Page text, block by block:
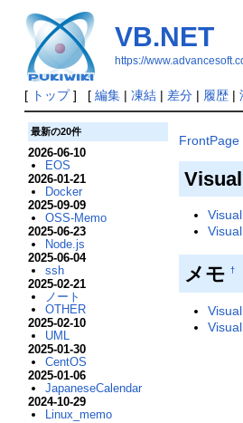
VB.NET
https://
[ トップ] [ 編集| 凍結| 差分| 履歴|
FrontPage
メモ †
最新の20件
2026-06-10
EOS
2026-01-21
Docker
2025-09-09
OSS-Memo
2025-06-23
Node.js
2025-06-04
ssh
2025-02-21
ノート
OTHER
2025-02-10
UML
2025-01-30
CentOS
2025-01-06
JapaneseCalendar
2024-10-29
Linux_memo